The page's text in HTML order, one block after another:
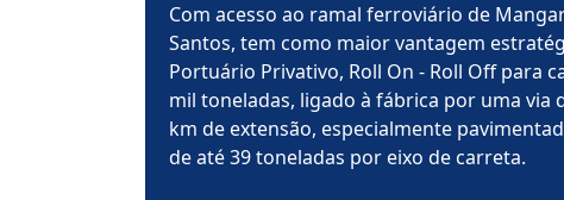
Com acesso ao ramal ferroviário de
Santos, tem como maior vantagem
Portuário Privativo, Roll On - Roll Off para
mil toneladas, ligado à fábrica por uma via
km de extensão, especialmente
de até 39 toneladas por eixo de carreta.